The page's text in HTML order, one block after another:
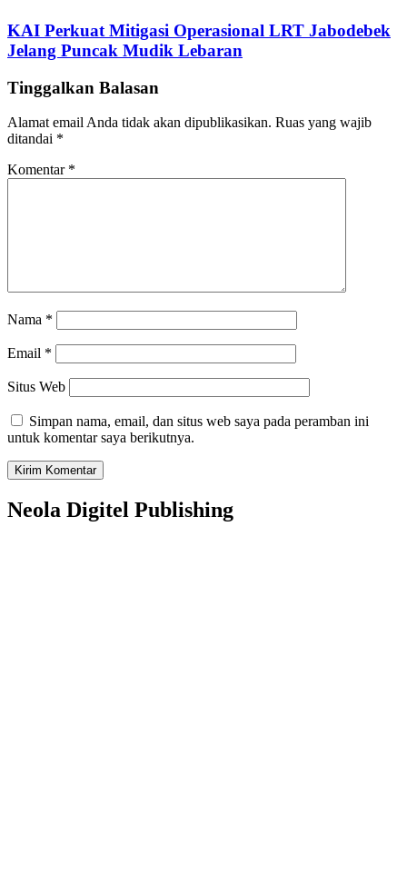
KAI Perkuat Mitigasi Operasional LRT Jabodebek
Jelang Puncak Mudik Lebaran
Tinggalkan Balasan
Alamat email Anda tidak akan dipublikasikan. Ruas yang wajib
ditandai *
Komentar *
Nama *
Email *
Situs Web
Simpan nama, email, dan situs web saya pada peramban ini
untuk komentar saya berikutnya.
Neola Digitel Publishing